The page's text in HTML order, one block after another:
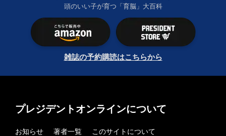
頭のいい子が育つ「育脳」大百科
雑誌の予約購読はこちらから
プレジデントオンラインについて
お知らせ 著者一覧
このサイトについて